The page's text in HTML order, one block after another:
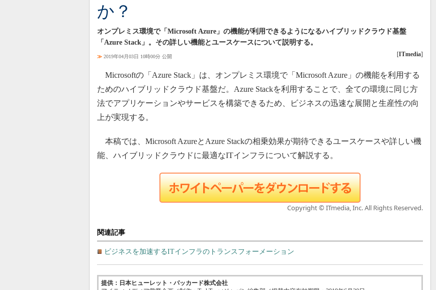
か？
オンプレミス環境で「Microsoft Azure」の機能が利用できるようになるハイブリッドクラウド基盤
「Azure Stack」。その詳しい機能とユースケースについて説明する。
≫ 2019年04月03日 10時00分 公開 [ITmedia]
Microsoftの「Azure Stack」は、オンプレミス環境で「Microsoft Azure」の機能を利用する
ためのハイブリッドクラウド基盤だ。Azure Stackを利用することで、全ての環境に同じ方
法でアプリケーションやサービスを構築できるため、ビジネスの迅速な展開と生産性の向
上が実現する。
本稿では、Microsoft AzureとAzure Stackの相乗効果が期待できるユースケースや詳しい機
能、ハイブリッドクラウドに最適なITインフラについて解説する。
Copyright © ITmedia, Inc. All Rights Reserved.
関連記事
ビジネスを加速するITインフラのトランスフォーメーション
提供：日本ヒューレット・パッカード株式会社